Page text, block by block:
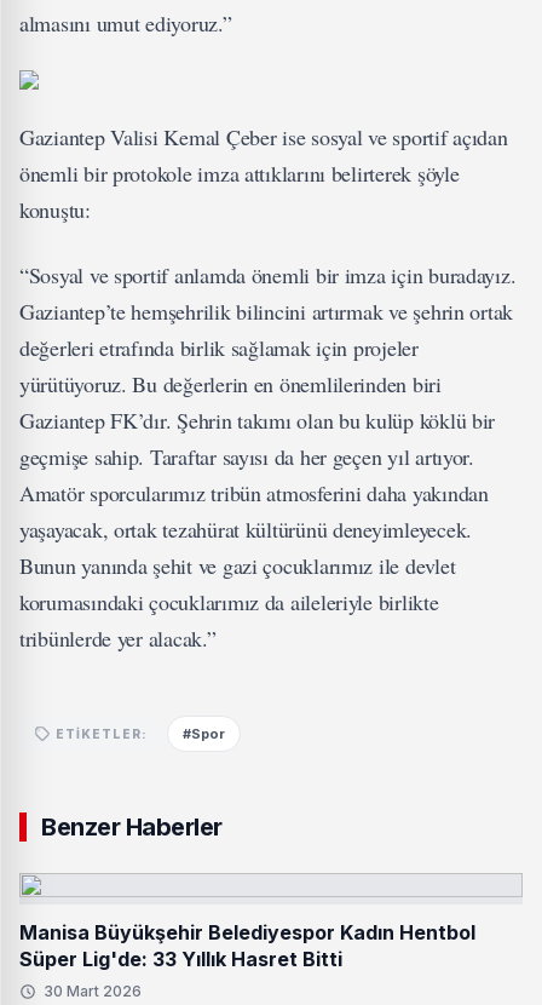
almasını umut ediyoruz.”
Gaziantep Valisi Kemal Çeber ise sosyal ve sportif açıdan
önemli bir protokole imza attıklarını belirterek şöyle
konuştu:
“Sosyal ve sportif anlamda önemli bir imza için buradayız.
Gaziantep’te hemşehrilik bilincini artırmak ve şehrin ortak
değerleri etrafında birlik sağlamak için projeler
yürütüyoruz. Bu değerlerin en önemlilerinden biri
Gaziantep FK’dır. Şehrin takımı olan bu kulüp köklü bir
geçmişe sahip. Taraftar sayısı da her geçen yıl artıyor.
Amatör sporcularımız tribün atmosferini daha yakından
yaşayacak, ortak tezahürat kültürünü deneyimleyecek.
Bunun yanında şehit ve gazi çocuklarımız ile devlet
korumasındaki çocuklarımız da aileleriyle birlikte
tribünlerde yer alacak.”
ETIKETLER: #Spor
Benzer Haberler
Manisa Büyükşehir Belediyespor Kadın Hentbol
Süper Lig'de: 33 Yıllık Hasret Bitti
30 Mart 2026